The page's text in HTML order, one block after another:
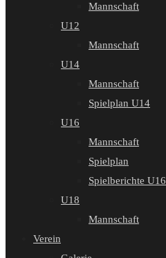
Mannschaft
U12
Mannschaft
U14
Mannschaft
Spielplan U14
U16
Mannschaft
Spielplan
Spielberichte U16
U18
Mannschaft
Verein